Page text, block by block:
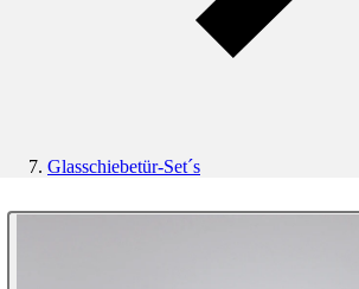
Glasschiebetür-Set´s